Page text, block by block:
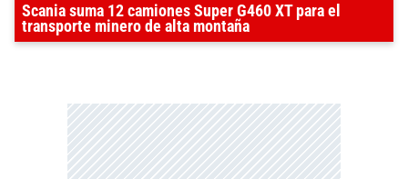
Scania suma 12 camiones Super G460 XT para el
transporte minero de alta montaña